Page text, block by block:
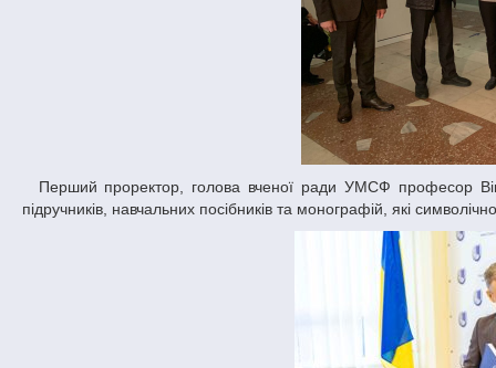
Перший проректор, голова вченої ради УМСФ професор Віктор Ченцов як перший крок до реалізації угод презентував колегам низку
підручників, навчальних посібників та монографій, які